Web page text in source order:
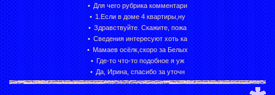
Для чего рубрика комментари
1.Если в доме 4 квартиры,ну
Здравствуйте. Скажите, пожа
Сведения интересуют хоть ка
Мамаев осёлк,скоро за Белых
Где-то что-то подобное я уж
Да, Ирина, спасибо за уточн